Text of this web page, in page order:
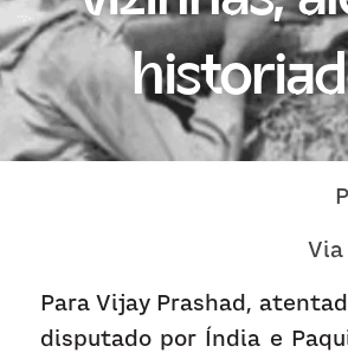
Receba atualizações
Via
Para Vijay Prashad,
disputado por Índia e